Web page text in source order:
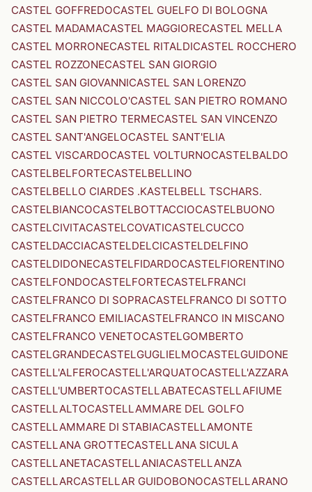
CASTEL GOFFREDOCASTEL GUELFO DI BOLOGNA
CASTEL MADAMACASTEL MAGGIORECASTEL MELLA
CASTEL MORRONECASTEL RITALDICASTEL ROCCHERO
CASTEL ROZZONECASTEL SAN GIORGIO
CASTEL SAN GIOVANNICASTEL SAN LORENZO
CASTEL SAN NICCOLO'CASTEL SAN PIETRO ROMANO
CASTEL SAN PIETRO TERMECASTEL SAN VINCENZO
CASTEL SANT'ANGELOCASTEL SANT'ELIA
CASTEL VISCARDOCASTEL VOLTURNOCASTELBALDO
CASTELBELFORTECASTELBELLINO
CASTELBELLO CIARDES .KASTELBELL TSCHARS.
CASTELBIANCOCASTELBOTTACCIOCASTELBUONO
CASTELCIVITACASTELCOVATICASTELCUCCO
CASTELDACCIACASTELDELCICASTELDELFINO
CASTELDIDONECASTELFIDARDOCASTELFIORENTINO
CASTELFONDOCASTELFORTECASTELFRANCI
CASTELFRANCO DI SOPRACASTELFRANCO DI SOTTO
CASTELFRANCO EMILIACASTELFRANCO IN MISCANO
CASTELFRANCO VENETOCASTELGOMBERTO
CASTELGRANDECASTELGUGLIELMOCASTELGUIDONE
CASTELL'ALFEROCASTELL'ARQUATOCASTELL'AZZARA
CASTELL'UMBERTOCASTELLABATECASTELLAFIUME
CASTELLALTOCASTELLAMMARE DEL GOLFO
CASTELLAMMARE DI STABIACASTELLAMONTE
CASTELLANA GROTTECASTELLANA SICULA
CASTELLANETACASTELLANIACASTELLANZA
CASTELLARCASTELLAR GUIDOBONOCASTELLARANO